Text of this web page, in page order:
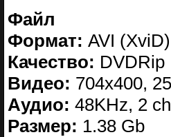
Файл
Формат: AVI (XviD)
Качество: DVDRip
Видео: 704x400,
Аудио: 48KHz, 2
Размер: 1.38 Gb